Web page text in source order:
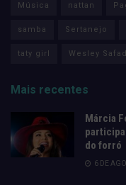
Música nattan
samba Sertanejo
taty girl Wesley
Mais recentes
Márcia
do forró
6 DE